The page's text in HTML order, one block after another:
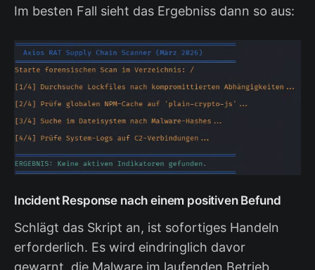
Im besten Fall sieht das Ergebniss dann so aus:
Incident Response nach einem positiven Befund
Schlägt das Skript an, ist sofortiges Handeln
erforderlich. Es wird eindringlich davor
gewarnt, die Malware im laufenden Betrieb